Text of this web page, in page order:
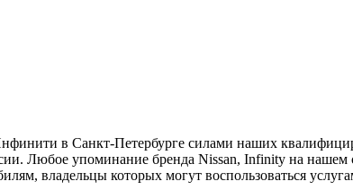
в Санкт-Петербурге силами наших
Любое упоминание бренда Nissan, Infinity на нашем
владельцы которых могут воспользоваться